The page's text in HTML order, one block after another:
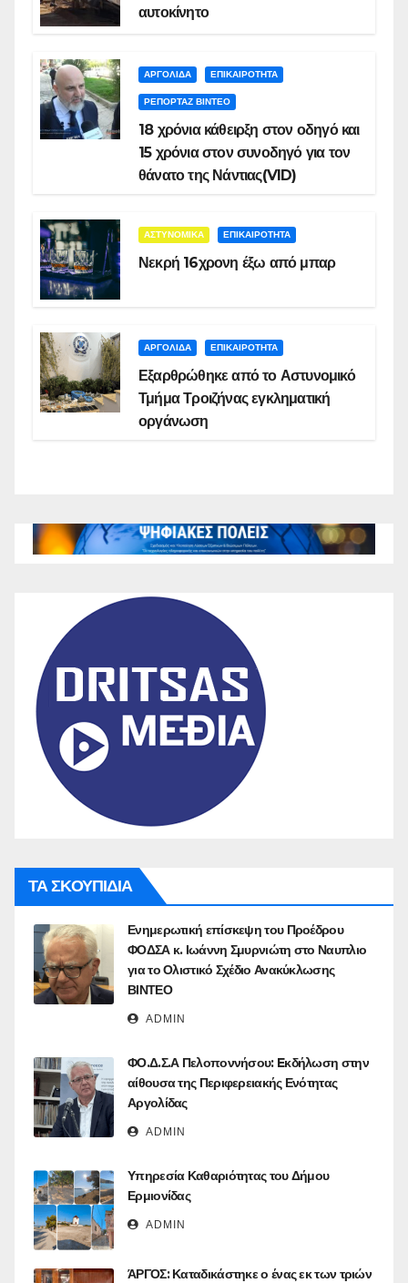
αυτοκίνητο
ΑΡΓΟΛΙΔΑ ΕΠΙΚΑΙΡΟΤΗΤΑ
ΡΕΠΟΡΤΑΖ ΒΙΝΤΕΟ
18 χρόνια κάθειρξη στον οδηγό και
15 χρόνια στον συνοδηγό για τον
θάνατο της Νάντιας(VID)
ΑΣΤΥΝΟΜΙΚΑ ΕΠΙΚΑΙΡΟΤΗΤΑ
Νεκρή 16χρονη έξω από μπαρ
ΑΡΓΟΛΙΔΑ ΕΠΙΚΑΙΡΟΤΗΤΑ
Εξαρθρώθηκε από το Αστυνομικό
Τμήμα Τροιζήνας εγκληματική
οργάνωση
ΤΑ ΣΚΟΥΠΙΔΙΑ
Ενημερωτική επίσκεψη του Προέδρου
ΦΟΔΣΑ κ. Ιωάννη Σμυρνιώτη στο Ναυπλιο
για το Ολιστικό Σχέδιο Ανακύκλωσης
ΒΙΝΤΕΟ
ADMIN
ΦΟ.Δ.Σ.Α Πελοποννήσου: Eκδήλωση στην
αίθουσα της Περιφερειακής Ενότητας
Αργολίδας
ADMIN
Υπηρεσία Καθαριότητας του Δήμου
Ερμιονίδας
ADMIN
ΆΡΓΟΣ: Καταδικάστηκε ο ένας εκ των τριών